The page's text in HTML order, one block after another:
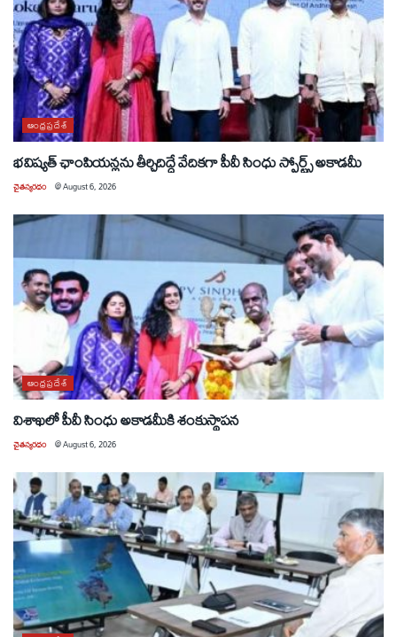
ఆంధ్రప్రదేశ్
భవిష్యత్ ఛాంపియన్లను తీర్చిదిద్దే వేదికగా పీవీ సింధు స్పోర్ట్స్ అకాడమీ
చైతన్యరధం @August 6, 2026
ఆంధ్రప్రదేశ్
విశాఖలో పీవీ సింధు అకాడమీకి శంకుస్థాపన
చైతన్యరధం @August 6, 2026